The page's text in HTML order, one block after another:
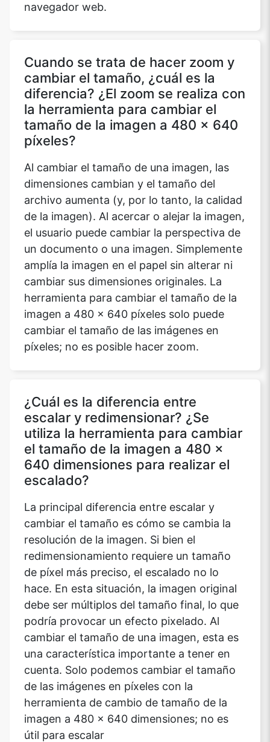
navegador web.
Cuando se trata de hacer zoom y
cambiar el tamaño, ¿cuál es la
diferencia? ¿El zoom se realiza con
la herramienta para cambiar el
tamaño de la imagen a 480 x 640
píxeles?
Al cambiar el tamaño de una imagen, las
dimensiones cambian y el tamaño del
archivo aumenta (y, por lo tanto, la calidad
de la imagen). Al acercar o alejar la imagen,
el usuario puede cambiar la perspectiva de
un documento o una imagen. Simplemente
amplía la imagen en el papel sin alterar ni
cambiar sus dimensiones originales. La
herramienta para cambiar el tamaño de la
imagen a 480 x 640 píxeles solo puede
cambiar el tamaño de las imágenes en
píxeles; no es posible hacer zoom.
¿Cuál es la diferencia entre
escalar y redimensionar? ¿Se
utiliza la herramienta para cambiar
el tamaño de la imagen a 480 x
640 dimensiones para realizar el
escalado?
La principal diferencia entre escalar y
cambiar el tamaño es cómo se cambia la
resolución de la imagen. Si bien el
redimensionamiento requiere un tamaño
de píxel más preciso, el escalado no lo
hace. En esta situación, la imagen original
debe ser múltiplos del tamaño final, lo que
podría provocar un efecto pixelado. Al
cambiar el tamaño de una imagen, esta es
una característica importante a tener en
cuenta. Solo podemos cambiar el tamaño
de las imágenes en píxeles con la
herramienta de cambio de tamaño de la
imagen a 480 x 640 dimensiones; no es
útil para escalar